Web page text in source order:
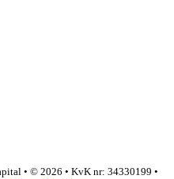
• © 2026 • KvK nr: 34330199 •